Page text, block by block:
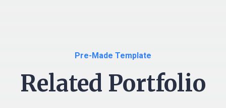
Pre-Made Template
Related Portfolio